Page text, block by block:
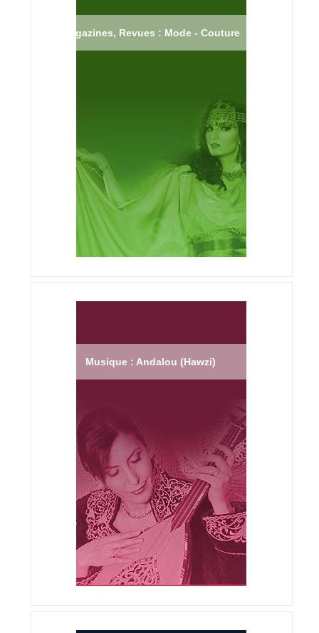
Magazines, Revues : Mode - Couture
Musique : Andalou (Hawzi)